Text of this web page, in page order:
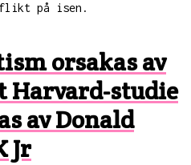
på isen.
orsakas av
Harvard-studie
av Donald
Jr